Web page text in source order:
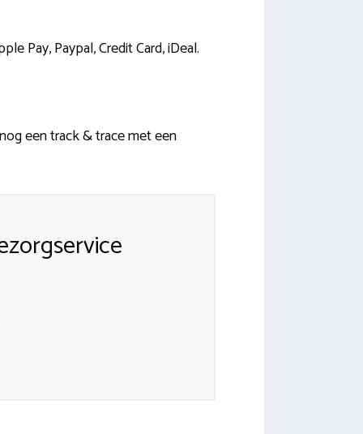
Pay, Paypal, Credit Card, iDeal.
een track & trace met een